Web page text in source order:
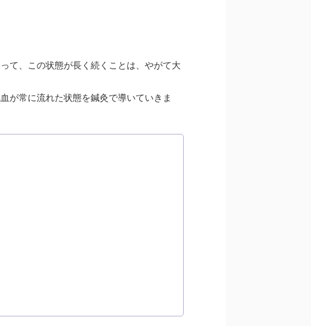
て、この状態が長く続くことは、やがて大
が常に流れた状態を鍼灸で導いていきま